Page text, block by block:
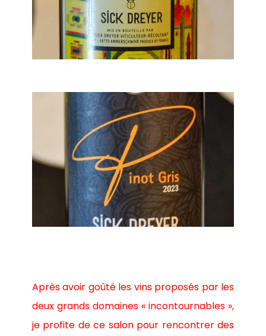
Après avoir goûté les vins proposés par les
deux grands domaines « incontournables »,
je profite de ce salon pour rencontrer des